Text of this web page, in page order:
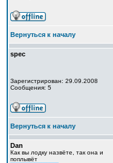
Вернуться к началу
spec
Зарегистрирован: 29.09.2008
Сообщения: 5
Вернуться к началу
Dan
Как вы лодку назвёте, так она и
поплывёт